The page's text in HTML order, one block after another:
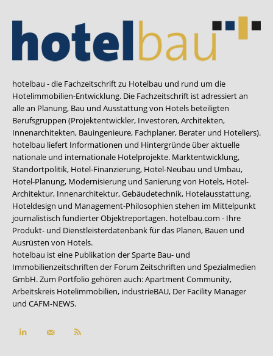
hotelbau - die Fachzeitschrift zu Hotelbau und rund um die
Hotelimmobilien-Entwicklung. Die Fachzeitschrift ist adressiert an
alle an Planung, Bau und Ausstattung von Hotels beteiligten
Berufsgruppen (Projektentwickler, Investoren, Architekten,
Innenarchitekten, Bauingenieure, Fachplaner, Berater und Hoteliers).
hotelbau liefert Informationen und Hintergründe über aktuelle
nationale und internationale Hotelprojekte. Marktentwicklung,
Standortpolitik, Hotel-Finanzierung, Hotel-Neubau und Umbau,
Hotel-Planung, Modernisierung und Sanierung von Hotels, Hotel-
Architektur, Innenarchitektur, Gebäudetechnik, Hotelausstattung,
Hoteldesign und Management-Philosophien stehen im Mittelpunkt
journalistisch fundierter Objektreportagen. hotelbau.com - Ihre
Produkt- und Dienstleisterdatenbank für das Planen, Bauen und
Ausrüsten von Hotels.
hotelbau ist eine Publikation der Sparte Bau- und
Immobilienzeitschriften der Forum Zeitschriften und Spezialmedien
GmbH. Zum Portfolio gehören auch:Apartment Community,
Arbeitskreis Hotelimmobilien, industrieBAU, Der Facility Manager
und CAFM-NEWS.